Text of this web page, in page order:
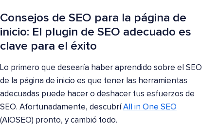
Consejos de SEO para la página de
inicio: El plugin de SEO adecuado es
clave para el éxito
Lo primero que desearía haber aprendido sobre el SEO
de la página de inicio es que tener las herramientas
adecuadas puede hacer o deshacer tus esfuerzos de
SEO. Afortunadamente, descubrí All in One SEO
(AIOSEO) pronto, y cambió todo.